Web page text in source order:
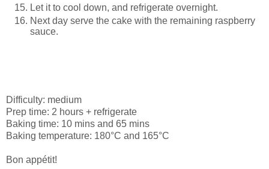
Let it to cool down, and refrigerate overnight.
Next day serve the cake with the remaining raspberry
sauce.
Difficulty: medium
Prep time: 2 hours + refrigerate
Baking time: 10 mins and 65 mins
Baking temperature: 180°C and 165°C
Bon appétit!